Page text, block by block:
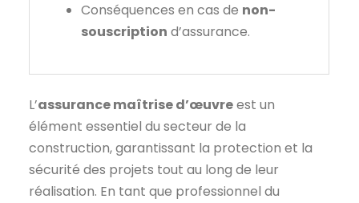
Conséquences en cas de non-
souscription d’assurance.
L’assurance maîtrise d’œuvreest un
élément essentiel du secteur de la
construction, garantissant la protection et la
sécurité des projets tout au long de leur
réalisation. En tant que professionnel du